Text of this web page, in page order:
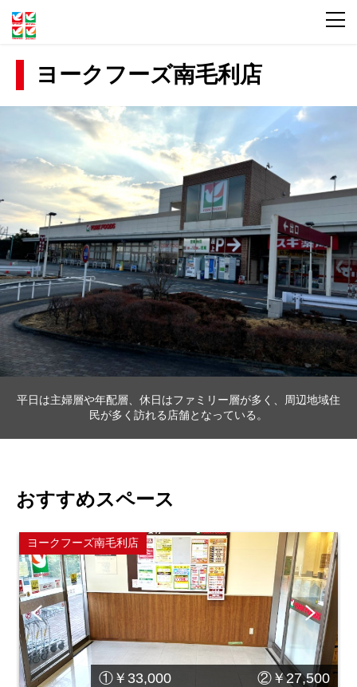
ヨークフーズ南毛利店
平日は主婦層や年配層、休日はファミリー層が多く、周辺地域住
民が多く訪れる店舗となっている。
おすすめスペース
ヨークフーズ南毛利店
①￥33,000 ②￥27,500
Pre
vio
us
Ne
xt